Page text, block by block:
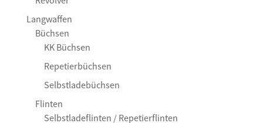
Langwaffen
Büchsen
KK Büchsen
Repetierbüchsen
Selbstladebüchsen
Flinten
Selbstladeflinten / Repetierflinten